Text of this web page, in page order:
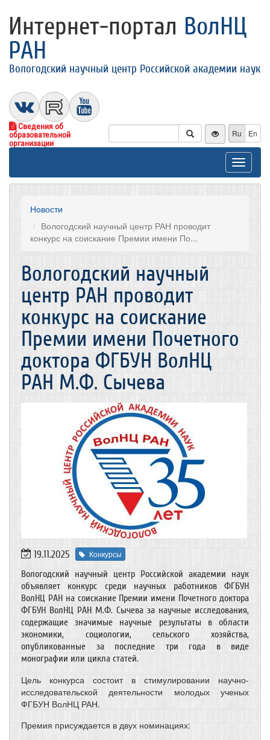
Интернет-портал ВолНЦ
РАН
Вологодский научный центр Российской академии наук
Сведения об
образовательной
организации
Ru En
Toggle
Новости
Вологодский научный центр РАН проводит
конкурс на соискание Премии имени По...
Вологодский научный
центр РАН проводит
конкурс на соискание
Премии имени Почетного
доктора ФГБУН ВолНЦ
РАН М.Ф. Сычева
19.11.2025 Конкурсы
Вологодский научный центр Российской академии наук
объявляет конкурс среди научных работников ФГБУН
ВолНЦ РАН на соискание Премии имени Почетного доктора
ФГБУН ВолНЦ РАН М.Ф. Сычева за научные исследования,
содержащие значимые научные результаты в области
экономики, социологии, сельского хозяйства,
опубликованные за последние три года в виде
монографии или цикла статей.
Цель конкурса состоит в стимулировании научно-
исследовательской деятельности молодых ученых
ФГБУН ВолНЦ РАН.
Премия присуждается в двух номинациях: